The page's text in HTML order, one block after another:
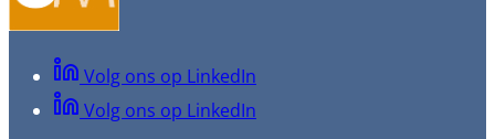
Volg ons op LinkedIn
Volg ons op LinkedIn